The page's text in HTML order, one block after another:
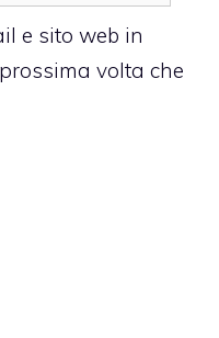
e sito web in
volta che